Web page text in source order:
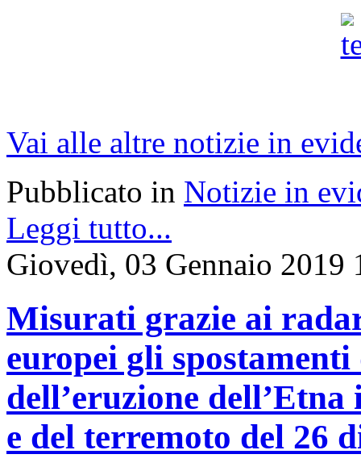
Vai alle altre notizie in
Pubblicato in Notizie in
Leggi tutto...
Giovedì, 03 Gennaio 2019
Misurati grazie ai
europei gli
dell’eruzione
e del terremoto del 26